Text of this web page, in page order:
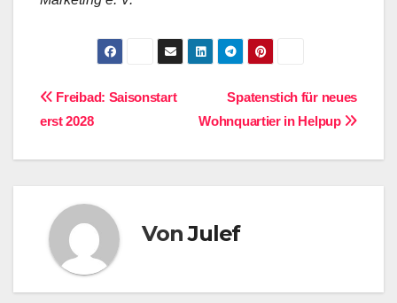
BeitragsnavigationSpatenstich für neues
Wohnquartier in Helpup
Freibad: Saisonstart
erst 2028
VonJulef